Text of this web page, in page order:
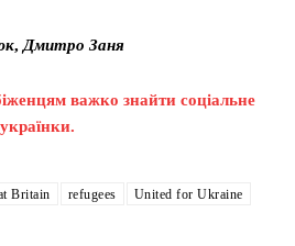
, Дмитро Заня
важко знайти соціальне
Britain refugees
United for Ukraine